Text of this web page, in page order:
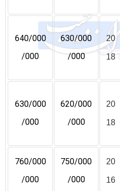
20
18
630/000
/000
640/000
/000
20
18
620/000
/000
630/000
/000
20
16
750/000
/000
760/000
/000